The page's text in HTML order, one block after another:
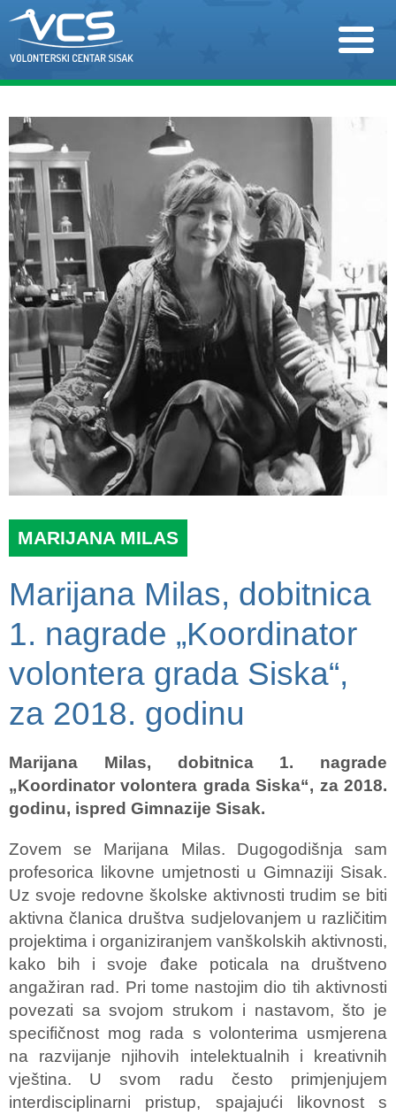
MARIJANA MILAS
Marijana Milas, dobitnica
1. nagrade „Koordinator
volontera grada Siska“,
za 2018. godinu
Marijana Milas, dobitnica 1. nagrade
„Koordinator volontera grada Siska“, za 2018.
godinu, ispred Gimnazije Sisak.
Zovem se Marijana Milas. Dugogodišnja sam
profesorica likovne umjetnosti u Gimnaziji Sisak.
Uz svoje redovne školske aktivnosti trudim se biti
aktivna članica društva sudjelovanjem u različitim
projektima i organiziranjem vanškolskih aktivnosti,
kako bih i svoje đake poticala na društveno
angažiran rad. Pri tome nastojim dio tih aktivnosti
povezati sa svojom strukom i nastavom, što je
specifičnost mog rada s volonterima usmjerena
na razvijanje njihovih intelektualnih i kreativnih
vještina. U svom radu često primjenjujem
interdisciplinarni pristup, spajajući likovnost s